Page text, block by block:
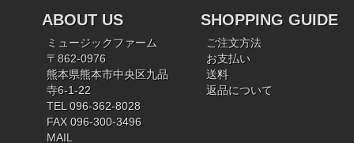
ABOUT US
ミュージックファーム
〒862-0976
熊本県熊本市中央区九品
寺6-1-22
TEL 096-362-8028
FAX 096-300-3496
MAIL
SHOPPING GUIDE
ご注文方法
お支払い
送料
返品について